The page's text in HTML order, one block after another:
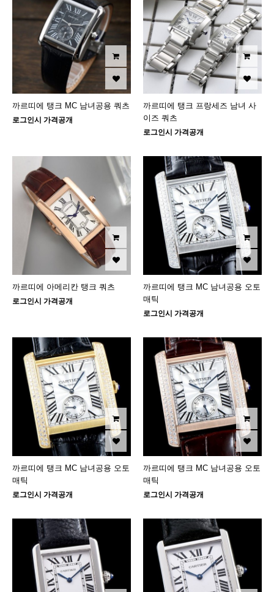
까르띠에 탱크 MC 남녀공용 쿼츠
로그인시 가격공개
까르띠에 탱크 프랑세즈 남녀 사
이즈 쿼츠
로그인시 가격공개
까르띠에 아메리칸 탱크 쿼츠
로그인시 가격공개
까르띠에 탱크 MC 남녀공용 오토
매틱
로그인시 가격공개
까르띠에 탱크 MC 남녀공용 오토
매틱
로그인시 가격공개
까르띠에 탱크 MC 남녀공용 오토
매틱
로그인시 가격공개